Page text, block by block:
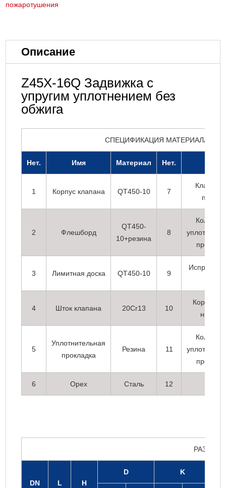
пожаротушения
Описание
Z45X-16Q Задвижка с
упругим уплотнением без
обжига
СПЕЦИФИКАЦИЯ МАТЕРИАЛА
Нет. Имя Материал Нет.
1 Корпус клапана QT450-10 7
панель
2 Флешборд
QT450-
10+резина
8
3 Лимитная доска QT450-10 9
4 Шток клапана 20Cr13 10
Коробка
5
Уплотнительная
прокладка
Резина 11
6 Орех Сталь 12
DN L H
D K